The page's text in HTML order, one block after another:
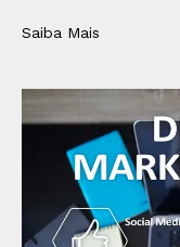
Saiba Mais